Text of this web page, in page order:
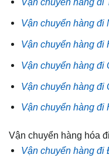
Vận chuyển hàng đi
Vận chuyển hàng đi
Vận chuyển hàng đi
Vận chuyển hàng đi
Vận chuyển hàng đi
Vận chuyển hàng hóa
Vận chuyển hàng đi